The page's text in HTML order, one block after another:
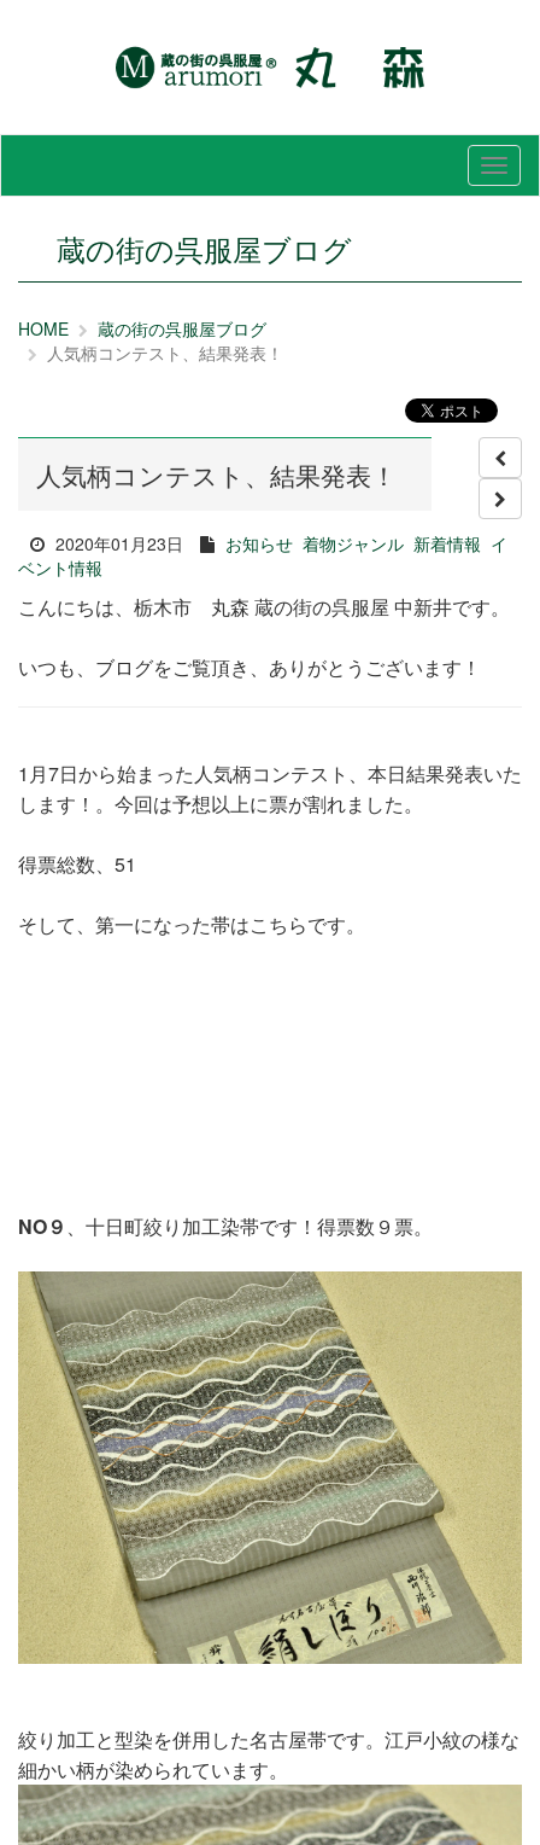
メ
ニ
蔵の街の呉服屋ブログ
HOME
蔵の街の呉服屋ブログ
人気柄コンテスト、結果発表！
人気柄コンテスト、結果発表！
2020年01月23日 お知らせ 着物ジャンル 新着情報 イ
ベント情報
こんにちは、栃木市 丸森 蔵の街の呉服屋 中新井です。
いつも、ブログをご覧頂き、ありがとうございます！
1月7日から始まった人気柄コンテスト、本日結果発表いた
します！。今回は予想以上に票が割れました。
得票総数、51
そして、第一になった帯はこちらです。
NO９ 、十日町絞り加工染帯です！得票数９票。
絞り加工と型染を併用した名古屋帯です。江戸小紋の様な
細かい柄が染められています。